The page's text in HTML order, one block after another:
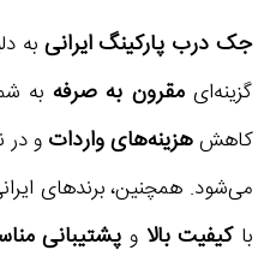
جک درب پارکینگ ایرانی به
گزینه‌ایمقرون به صرفه به
کاهشهزینه‌های واردات و در
می‌شود. همچنین، برندهای
باکیفیت بالا و پشتیبانی